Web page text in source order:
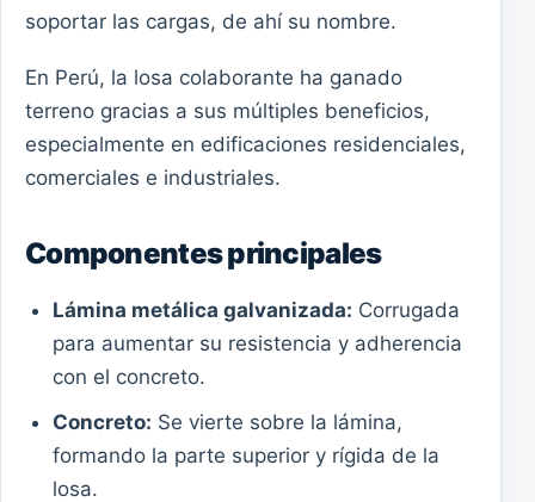
soportar las cargas, de ahí su nombre.
En Perú, la losa colaborante ha ganado
terreno gracias a sus múltiples beneficios,
especialmente en edificaciones residenciales,
comerciales e industriales.
Componentes principales
Lámina metálica galvanizada: Corrugada
para aumentar su resistencia y adherencia
con el concreto.
Concreto: Se vierte sobre la lámina,
formando la parte superior y rígida de la
losa.